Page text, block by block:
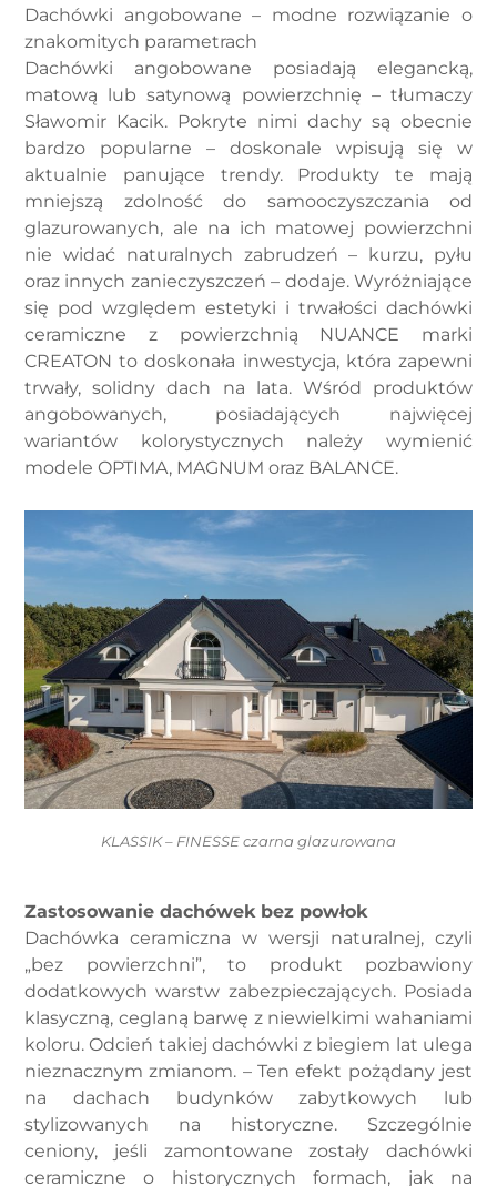
Dachówki angobowane – modne rozwiązanie o
znakomitych parametrach
Dachówki angobowane posiadają elegancką,
matową lub satynową powierzchnię – tłumaczy
Sławomir Kacik. Pokryte nimi dachy są obecnie
bardzo popularne – doskonale wpisują się w
aktualnie panujące trendy. Produkty te mają
mniejszą zdolność do samooczyszczania od
glazurowanych, ale na ich matowej powierzchni
nie widać naturalnych zabrudzeń – kurzu, pyłu
oraz innych zanieczyszczeń – dodaje. Wyróżniające
się pod względem estetyki i trwałości dachówki
ceramiczne z powierzchnią NUANCE marki
CREATON to doskonała inwestycja, która zapewni
trwały, solidny dach na lata. Wśród produktów
angobowanych, posiadających najwięcej
wariantów kolorystycznych należy wymienić
modele OPTIMA, MAGNUM oraz BALANCE.
KLASSIK – FINESSE czarna glazurowana
Zastosowanie dachówek bez powłok
Dachówka ceramiczna w wersji naturalnej, czyli
„bez powierzchni”, to produkt pozbawiony
dodatkowych warstw zabezpieczających. Posiada
klasyczną, ceglaną barwę z niewielkimi wahaniami
koloru. Odcień takiej dachówki z biegiem lat ulega
nieznacznym zmianom. – Ten efekt pożądany jest
na dachach budynków zabytkowych lub
stylizowanych na historyczne. Szczególnie
ceniony, jeśli zamontowane zostały dachówki
ceramiczne o historycznych formach, jak na